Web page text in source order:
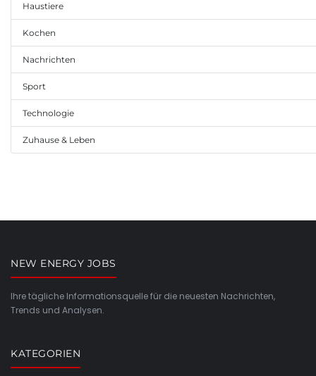
Haustiere
Kochen
Nachrichten
Sport
Technologie
Zuhause & Leben
NEW ENERGY JOBS
Ihre tägliche Informationsquelle für die neuesten Nachrichten,
Trends und Analysen.
KATEGORIEN